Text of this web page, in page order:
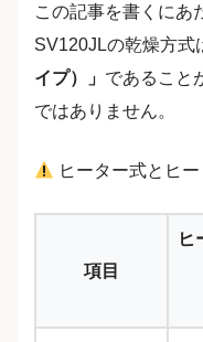
この記事を書くにあ
SV120JLの乾燥方式
イプ）」 であること
ではありません。
ヒーター式とヒ
項目
ヒ